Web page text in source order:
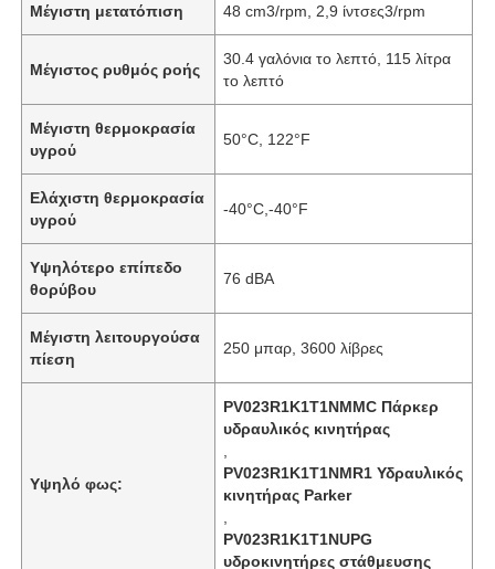
Επισκέψεις στο εργοστάσιο
Ποιοτικός έλεγχος
Επικοινωνήστε μαζί μας
Ειδήσεις
Υποθέσεις
Ζητήστε μια προσφορά
Υδραυλική αντλία Rexroth
Υδραυλική αντλία του Parker
Μέγιστη μετατόπιση 48 cm3/rpm, 2,9 ίντσες3/rpm
Μέγιστος ρυθμός ροής
30.4 γαλόνια το λεπτό, 115 λίτρα
το λεπτό
Μέγιστη θερμοκρασία
υγρού
50°C, 122°F
Ελάχιστη θερμοκρασία
υγρού
-40°C,-40°F
Υψηλότερο επίπεδο
θορύβου
76 dBA
Μέγιστη λειτουργούσα
πίεση
250 μπαρ, 3600 λίβρες
Υψηλό φως:
PV023R1K1T1NMMC Πάρκερ
υδραυλικός κινητήρας
PV023R1K1T1NMR1 Υδραυλικός
κινητήρας Parker
PV023R1K1T1NUPG
υδροκινητήρες στάθμευσης